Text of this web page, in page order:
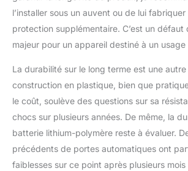
nécessite un
manuel de
Lors de la
porte peut
refermer :
3. Lorsque le
activé, les
fonctions ne
disponibles.
vous opérez
l’installer sous un auvent ou de lui
protection supplémentaire. C’est un
majeur pour un appareil destiné à un usage
La durabilité sur le long terme est une autre
construction en plastique, bien que
le coût, soulève des questions sur sa
chocs sur plusieurs années. De même, la
batterie lithium-polymère reste à évaluer.
précédents de portes automatiques ont
faiblesses sur ce point après plusieurs mois